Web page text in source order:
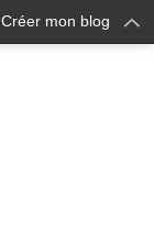
Créer mon blog